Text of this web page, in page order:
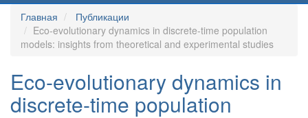
Главная
Публикации
Eco-evolutionary dynamics in discrete-time population
models: insights from theoretical and experimental studies
Eco-evolutionary dynamics in
discrete-time population